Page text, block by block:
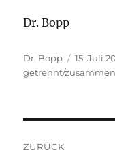
Dr. Bopp
Autor
Dr. Bopp
am
15. Juli
getrennt/zusammen
ZURÜCK